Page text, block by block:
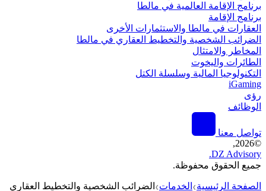
برنامج الإقامة العالمية في مالطا
برنامج الإقامة
العقارات في مالطا والاستثمارات الأخرى
الضرائب الشخصية والتخطيط العقاري في مالطا
المخاطر والامتثال
الطائرات واليخوت
التكنولوجيا المالية وسلسلة الكتل
iGaming
رؤى
الوظائف
تواصل معنا
©
2026,
DZ Advisory.
جميع الحقوق محفوظة.
الصفحة الرئيسية ❯ الخدمات ❯
الضرائب الشخصية والتخطيط العقاري